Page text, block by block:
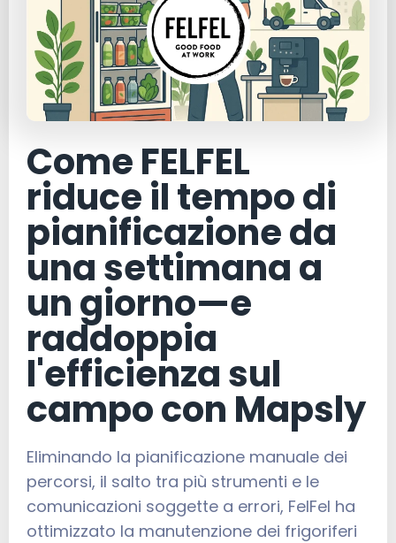
Come FELFEL
riduce il tempo di
pianificazione da
una settimana a
un giorno—e
raddoppia
l'efficienza sul
campo con Mapsly
Eliminando la pianificazione manuale dei
percorsi, il salto tra più strumenti e le
comunicazioni soggette a errori, FelFel ha
ottimizzato la manutenzione dei frigoriferi